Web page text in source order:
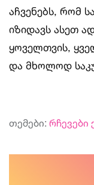
აჩვენებს, რომ
იზიდავს ასეთ
ყოველთვის,
და მხოლოდ
თემები: რჩევები